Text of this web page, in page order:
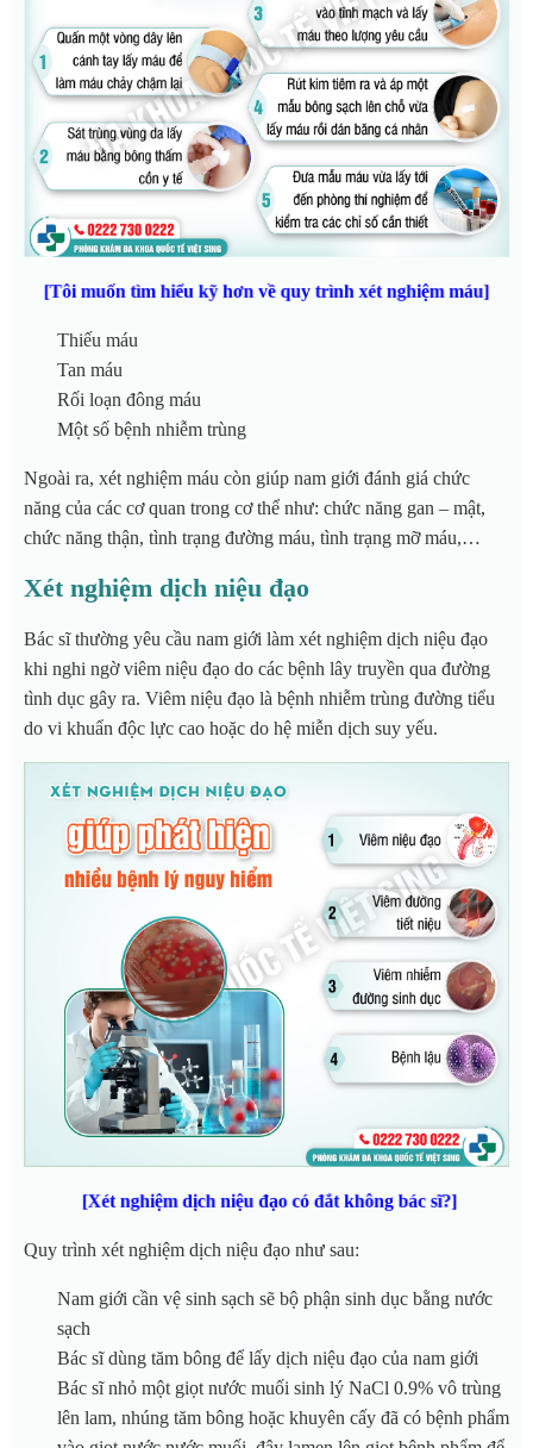
[Tôi muốn tìm hiểu kỹ hơn về quy trình xét nghiệm máu]
Thiếu máu
Tan máu
Rối loạn đông máu
Một số bệnh nhiễm trùng
Ngoài ra, xét nghiệm máu còn giúp nam giới đánh giá chức
năng của các cơ quan trong cơ thể như: chức năng gan – mật,
chức năng thận, tình trạng đường máu, tình trạng mỡ máu,…
Xét nghiệm dịch niệu đạo
Bác sĩ thường yêu cầu nam giới làm xét nghiệm dịch niệu đạo
khi nghi ngờ viêm niệu đạo do các bệnh lây truyền qua đường
tình dục gây ra. Viêm niệu đạo là bệnh nhiễm trùng đường tiểu
do vi khuẩn độc lực cao hoặc do hệ miễn dịch suy yếu.
[Xét nghiệm dịch niệu đạo có đắt không bác sĩ?]
Quy trình xét nghiệm dịch niệu đạo như sau:
Nam giới cần vệ sinh sạch sẽ bộ phận sinh dục bằng nước
sạch
Bác sĩ dùng tăm bông để lấy dịch niệu đạo của nam giới
Bác sĩ nhỏ một giọt nước muối sinh lý NaCl 0.9% vô trùng
lên lam, nhúng tăm bông hoặc khuyên cấy đã có bệnh phẩm